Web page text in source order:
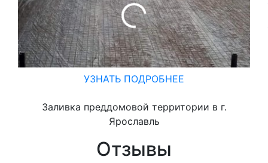
УЗНАТЬ ПОДРОБНЕЕ
Заливка преддомовой территории в г.
Ярославль
Отзывы